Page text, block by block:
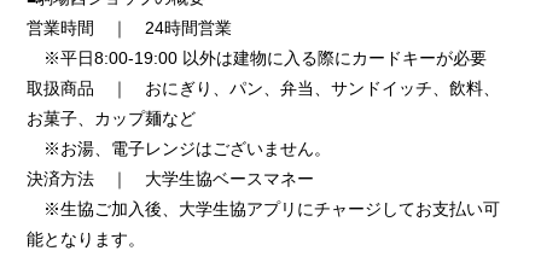
営業時間 ｜ 24時間営業
※平日8:00-19:00 以外は建物に入る際にカードキーが必要
取扱商品 ｜ おにぎり、パン、弁当、サンドイッチ、飲料、
お菓子、カップ麺など
※お湯、電子レンジはございません。
決済方法 ｜ 大学生協ベースマネー
※生協ご加入後、大学生協アプリにチャージしてお支払い可
能となります。